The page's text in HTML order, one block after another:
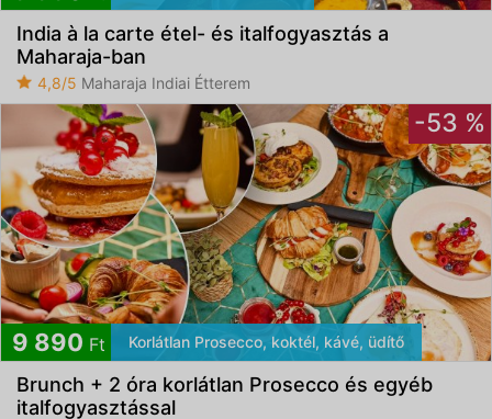
Elfogadom azÁSZF-et és azAdatvédelmi
India à la carte étel- és italfogyasztás a
Maharaja-ban
4,8/5 Maharaja Indiai Étterem
-53 %
9 890 Ft Korlátlan Prosecco, koktél, kávé, üdítő
Brunch + 2 óra korlátlan Prosecco és egyéb
italfogyasztással